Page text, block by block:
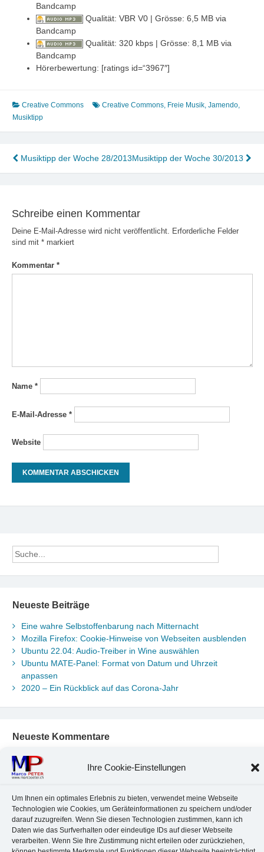
Ihre Cookie-Einstellungen
Um Ihnen ein optimales Erlebnis zu bieten, verwendet meine Webseite
Technologien wie Cookies, um Geräteinformationen zu speichern und/oder
darauf zuzugreifen. Wenn Sie diesen Technologien zustimmen, kann ich
Daten wie das Surfverhalten oder eindeutige IDs auf dieser Webseite
verarbeiten. Wenn Sie Ihre Zustimmung nicht erteilen oder zurückziehen,
Bandcamp
Qualität: VBR V0 | Grösse: 6,5 MB via
Bandcamp
Qualität: 320 kbps | Grösse: 8,1 MB via
Bandcamp
Hörerbewertung: [ratings id=“3967″]
Creative Commons Creative Commons, Freie Musik, Jamendo,
Musiktipp
Beitragsnavigation
Musiktipp der Woche 28/2013Musiktipp der Woche 30/2013
Schreibe einen Kommentar
Deine E-Mail-Adresse wird nicht veröffentlicht. Erforderliche Felder
sind mit *markiert
Kommentar *
Name *
E-Mail-Adresse *
Website
Neueste Beiträge
Eine wahre Selbstoffenbarung nach Mitternacht
Mozilla Firefox: Cookie-Hinweise von Webseiten ausblenden
Ubuntu 22.04: Audio-Treiber in Wine auswählen
Ubuntu MATE-Panel: Format von Datum und Uhrzeit
anpassen
2020 – Ein Rückblick auf das Corona-Jahr
Neueste Kommentare
Chr. Kotte
Marco Peter
Ubuntu MATE-Panel: Format von Datum und
Uhrzeit anpassen
Johannes
zu
Ubuntu MATE-Panel: Format von Datum und
Uhrzeit anpassen
Brummel HerbolzheimzuMusik-Portrait Nr. 1: Les Assoiffés
aus Mittelbergheim
Marco PeterzuVereinfachte Installation von Brother-Geräten